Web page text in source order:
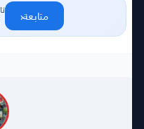
متابعة‹